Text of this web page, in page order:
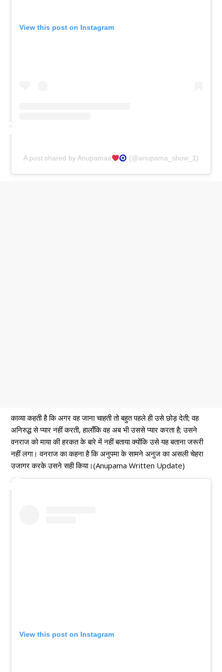
View this post on Instagram
A post shared by Anupamaa (@anupama_show_1)
काव्या कहती है कि अगर वह जाना चाहती तो बहुत पहले ही उसे छोड़ देती; वह
अनिरुद्ध से प्यार नहीं करती, हालाँकि वह अब भी उससे प्यार करता है; उसने
वनराज को माया की हरकत के बारे में नहीं बताया क्योंकि उसे यह बताना जरूरी
नहीं लगा। वनराज का कहना है कि अनुपमा के सामने अनुज का असली चेहरा
उजागर करके उसने सही किया।(Anupama Written Update)
View this post on Instagram